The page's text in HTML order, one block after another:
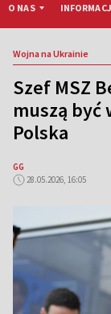
O NAS
Wojna na Ukrainie
Szef MSZ
muszą być
Polska
GG
28.05.2026, 16:05